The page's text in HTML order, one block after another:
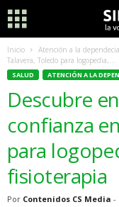
Inicio Atención a la dependecia
Talavera, Toledo para logopedia,...
SALUD ATENCIÓN A LA
Descubre
confianza
para
fisioterapia
Por Contenidos CS Media -